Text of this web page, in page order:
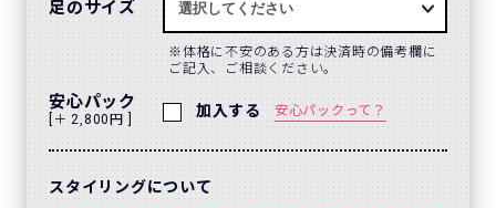
足のサイズ
体格に不安のある方は決済時の備考欄に
ご記入、ご相談ください。
安心パック
[＋ 2,800円 ] 加入する 安心パックって？
スタイリングについて